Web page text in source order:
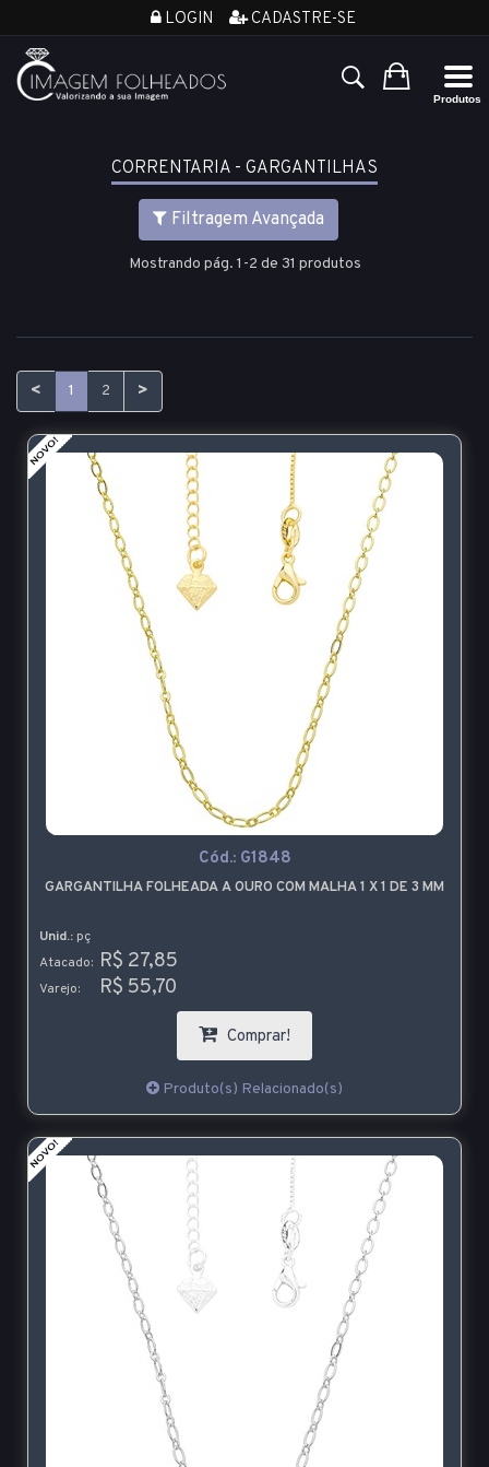
LOGIN CADASTRE-SE
CORRENTARIA - GARGANTILHAS
Filtragem Avançada
Mostrando pág. 1-2 de 31 produtos
< 1 2 >
Cód.: G1848
GARGANTILHA FOLHEADA A OURO COM MALHA 1 X 1 DE 3 MM
Unid.: pç
Atacado: R$ 27,85
Varejo: R$ 55,70
Comprar!
Produto(s) Relacionado(s)